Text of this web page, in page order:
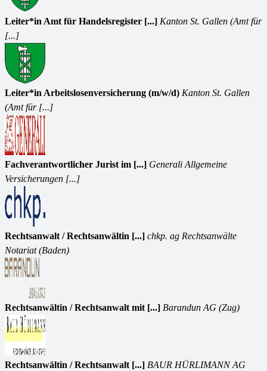
Leiter*in Amt für Handelsregister [...] Kanton St. Gallen (Amt für
[...]
Leiter*in Arbeitslosenversicherung (m/w/d) Kanton St. Gallen
(Amt für [...]
Fachverantwortlicher Jurist im [...] Generali Allgemeine
Versicherungen [...]
Rechtsanwalt / Rechtsanwältin [...] chkp. ag Rechtsanwälte
Notariat (Baden)
Rechtsanwältin / Rechtsanwalt mit [...] Barandun AG (Zug)
Rechtsanwältin / Rechtsanwalt [...] BAUR HÜRLIMANN AG